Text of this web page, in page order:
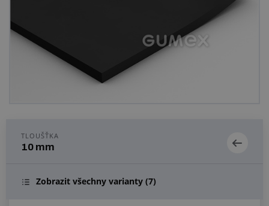
Vše o nákupu
TLOUŠŤKA
10 mm
Zobrazit všechny varianty (7)